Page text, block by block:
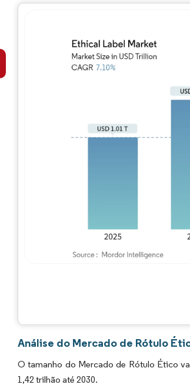
Análise do Mercado de Rótulo
O tamanho do Mercado de Rótulo Ético
1,42 trilhão até 2030.